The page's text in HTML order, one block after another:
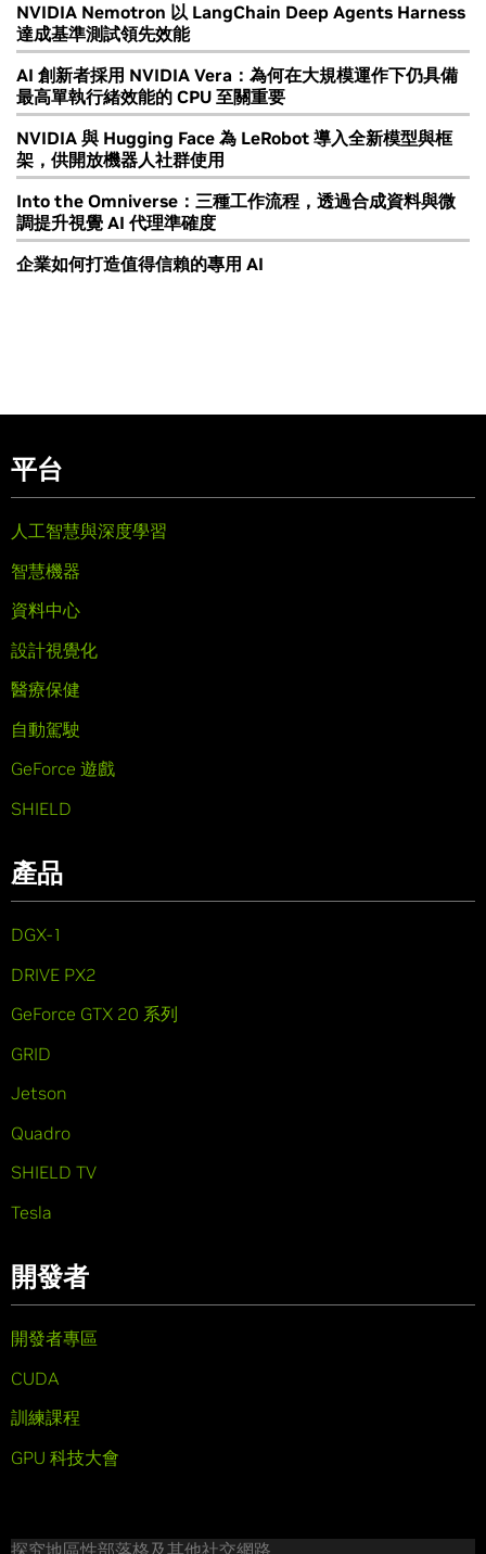
NVIDIA Nemotron 以 LangChain Deep Agents Harness
達成基準測試領先效能
AI 創新者採用 NVIDIA Vera：為何在大規模運作下仍具備
最高單執行緒效能的 CPU 至關重要
NVIDIA 與 Hugging Face 為 LeRobot 導入全新模型與框
架，供開放機器人社群使用
Into the Omniverse：三種工作流程，透過合成資料與微
調提升視覺 AI 代理準確度
企業如何打造值得信賴的專用 AI
平台
人工智慧與深度學習
智慧機器
資料中心
設計視覺化
醫療保健
自動駕駛
GeForce 遊戲
SHIELD
產品
DGX-1
DRIVE PX2
GeForce GTX 20 系列
GRID
Jetson
Quadro
SHIELD TV
Tesla
開發者
開發者專區
CUDA
訓練課程
GPU 科技大會